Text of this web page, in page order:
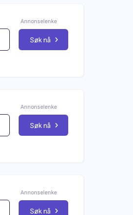
Annonselenke
Søk nå
Annonselenke
Søk nå
Annonselenke
Søk nå